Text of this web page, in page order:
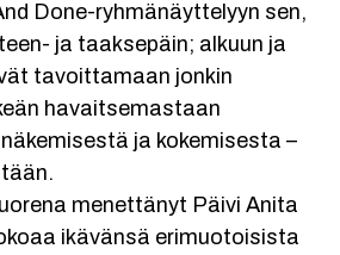
Done-ryhmänäyttelyyn sen,
ja taaksepäin; alkuun ja
tavoittamaan jonkin
havaitsemastaan
ja kokemisesta –
menettänyt Päivi Anita
ikävänsä erimuotoisista